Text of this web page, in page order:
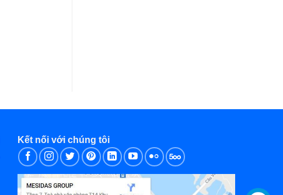
Kết nối với chúng tôi